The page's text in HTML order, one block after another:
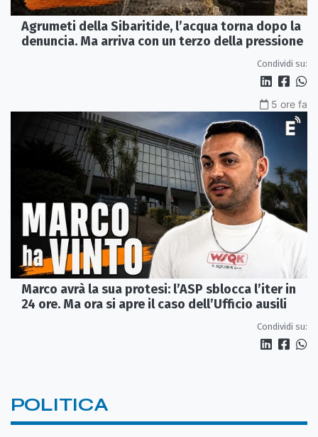
Agrumeti della Sibaritide, l’acqua torna dopo la
denuncia. Ma arriva con un terzo della pressione
Condividi su:
5 ore fa
Marco avrà la sua protesi: l’ASP sblocca l’iter in
24 ore. Ma ora si apre il caso dell’Ufficio ausili
Condividi su:
POLITICA